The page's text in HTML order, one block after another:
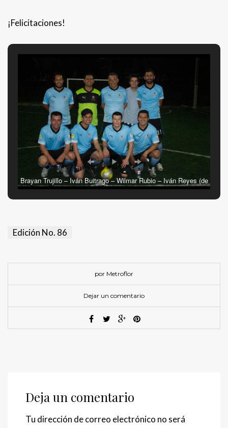
¡Felicitaciones!
Brayan Trujillo – Iván Buitrago – Wilmar Rubio – Iván Reyes (de
Edición No. 86
por Metroflor
Dejar un comentario
Deja un comentario
Tu dirección de correo electrónico no será